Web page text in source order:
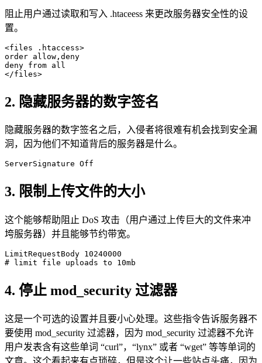
阻止用户通过读取和写入 .htaceess 来更改服务器安全性的设
置。
<files .htaccess>
order allow,deny
deny from all
</files>
2. 隐藏服务器的数字签名
隐藏服务器的数字签名之后，入侵者将很难有机会找到安全漏
洞，因为他们不知道背后的服务器是什么。
ServerSignature Off
3. 限制上传文件的大小
这个能够帮助阻止 DoS 攻击（用户通过上传巨大的文件来冲
垮服务器）并且能够节约带宽。
LimitRequestBody 10240000
# limit file uploads to 10mb
4. 停止 mod_security 过滤器
这是一个可选的设置并且要小心处理。这些指令告诉服务器不
要使用 mod_security 过滤器，因为 mod_security 过滤器不允许
用户发表含有这些单词 “curl”，“lynx” 或者 “wget” 等等单词的
文章。这个看起来有点琐碎，但是这个让一些站点头痛，因为